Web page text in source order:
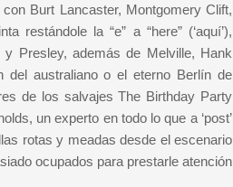
Burt Lancaster, Montgomery Clift,
la “e” a “here” (‘aquí’),
Presley, además de Melville, Hank
del australiano o el eterno Berlín de
de los salvajes The Birthday Party
un experto en todo lo que a ‘post’
rotas y meadas desde el escenario
ocupados para prestarle atención